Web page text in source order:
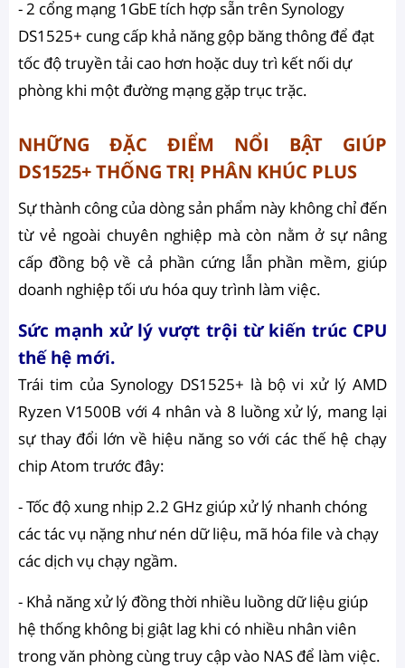
- 2 cổng mạng 1GbE tích hợp sẵn trên Synology
DS1525+ cung cấp khả năng gộp băng thông để đạt
tốc độ truyền tải cao hơn hoặc duy trì kết nối dự
phòng khi một đường mạng gặp trục trặc.
NHỮNG ĐẶC ĐIỂM NỔI BẬT GIÚP
DS1525+ THỐNG TRỊ PHÂN KHÚC PLUS
Sự thành công của dòng sản phẩm này không chỉ đến
từ vẻ ngoài chuyên nghiệp mà còn nằm ở sự nâng
cấp đồng bộ về cả phần cứng lẫn phần mềm, giúp
doanh nghiệp tối ưu hóa quy trình làm việc.
Sức mạnh xử lý vượt trội từ kiến trúc CPU
thế hệ mới.
Trái tim của Synology DS1525+ là bộ vi xử lý AMD
Ryzen V1500B với 4 nhân và 8 luồng xử lý, mang lại
sự thay đổi lớn về hiệu năng so với các thế hệ chạy
chip Atom trước đây:
- Tốc độ xung nhịp 2.2 GHz giúp xử lý nhanh chóng
các tác vụ nặng như nén dữ liệu, mã hóa file và chạy
các dịch vụ chạy ngầm.
- Khả năng xử lý đồng thời nhiều luồng dữ liệu giúp
hệ thống không bị giật lag khi có nhiều nhân viên
trong văn phòng cùng truy cập vào NAS để làm việc.